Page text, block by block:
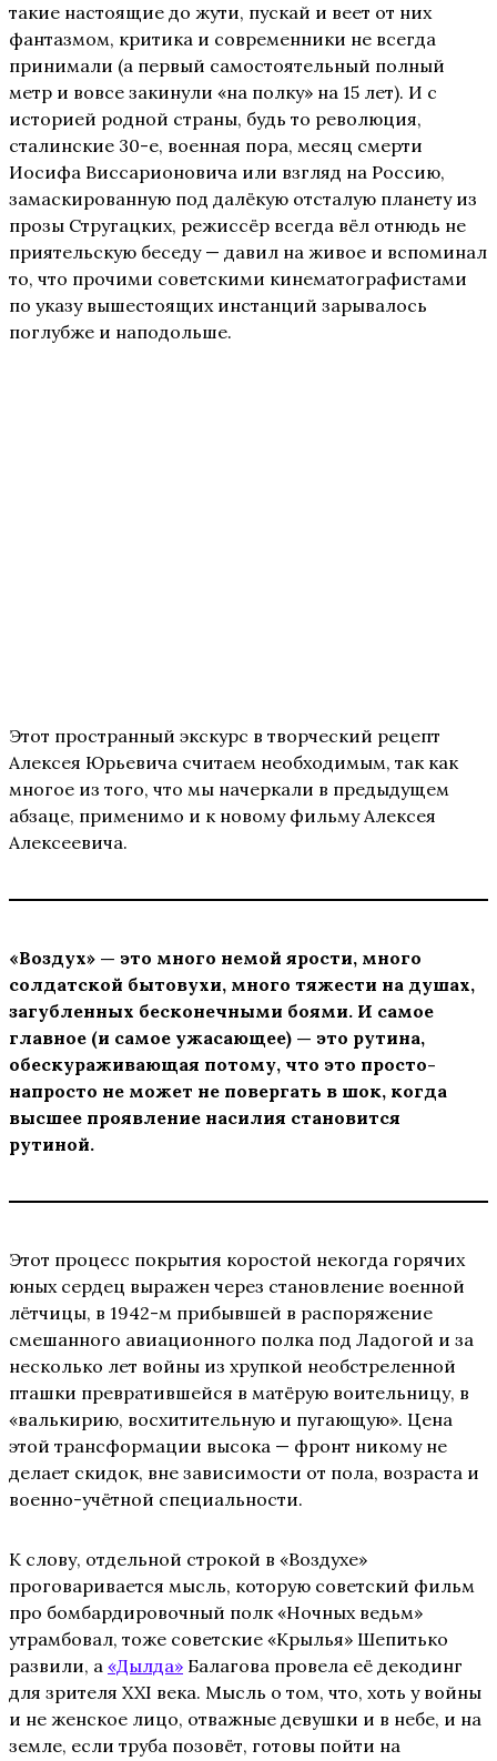
такие настоящие до жути, пускай и веет от них
фантазмом, критика и современники не всегда
принимали (а первый самостоятельный полный
метр и вовсе закинули «на полку» на 15 лет). И с
историей родной страны, будь то революция,
сталинские 30-е, военная пора, месяц смерти
Иосифа Виссарионовича или взгляд на Россию,
замаскированную под далёкую отсталую планету из
прозы Стругацких, режиссёр всегда вёл отнюдь не
приятельскую беседу — давил на живое и вспоминал
то, что прочими советскими кинематографистами
по указу вышестоящих инстанций зарывалось
поглубже и наподольше.
Этот пространный экскурс в творческий рецепт
Алексея Юрьевича считаем необходимым, так как
многое из того, что мы начеркали в предыдущем
абзаце, применимо и к новому фильму Алексея
Алексеевича.
«Воздух» — это много немой ярости, много
солдатской бытовухи, много тяжести на душах,
загубленных бесконечными боями. И самое
главное (и самое ужасающее) — это рутина,
обескураживающая потому, что это просто-
напросто не может не повергать в шок, когда
высшее проявление насилия становится
рутиной.
Этот процесс покрытия коростой некогда горячих
юных сердец выражен через становление военной
лётчицы, в 1942-м прибывшей в распоряжение
смешанного авиационного полка под Ладогой и за
несколько лет войны из хрупкой необстреленной
пташки превратившейся в матёрую воительницу, в
«валькирию, восхитительную и пугающую». Цена
этой трансформации высока — фронт никому не
делает скидок, вне зависимости от пола, возраста и
военно-учётной специальности.
К слову, отдельной строкой в «Воздухе»
проговаривается мысль, которую советский фильм
про бомбардировочный полк «Ночных ведьм»
утрамбовал, тоже советские «Крылья» Шепитько
развили, а «Дылда» Балагова провела её декодинг
для зрителя XXI века. Мысль о том, что, хоть у войны
и не женское лицо, отважные девушки и в небе, и на
земле, если труба позовёт, готовы пойти на